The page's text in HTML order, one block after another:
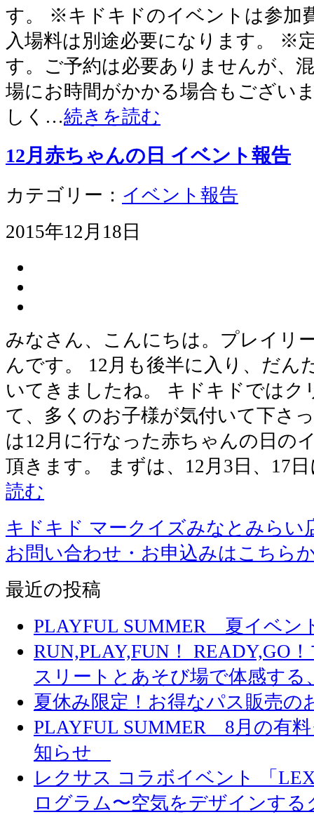
す。 ※キドキドのイベントは参加
入場料は別途必要になります。 ※
す。ご予約は必要ありませんが、
場にお時間がかかる場合もござい
しく…続きを読む
12月赤ちゃんの日 イベント報告
カテゴリー： イベント報告
2015年12月18日
みなさん、こんにちは。プレイリ
んです。 12月も後半に入り、だん
いてきましたね。 キドキドではク
て、多くのお子様が気付いて下さ
は12月に行なった赤ちゃんの日の
頂きます。 まずは、12月3日、17
読む
キドキド マークイズみなとみらい
お問い合わせ・お申込みはこちら
最近の投稿
PLAYFUL SUMMER 夏イベ
RUN,PLAY,FUN！ READY,GO
スリートとあそび場で体感する
夏休み限定！お得なパス販売の
PLAYFUL SUMMER 8月の有
知らせ
レクサス コラボイベント 「
ログラム〜空気をデザインす